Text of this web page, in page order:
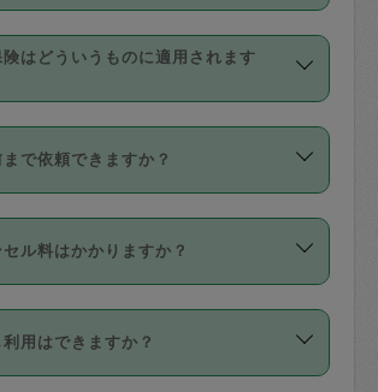
。依頼送信後、個別にタスカジさ
ッセージを送り調整してくださ
だし、２時間を越えての調整はで
被らない場合、損害保険の対象外
に、高所での作業や危険作業、屋
作業は対象外です。
学校の給食やレストランで料理関
門職に従事されていた方、日本で
ハウスキーパーや英語の先生とし
事をしているフィリピン出身の
ど様々なバックグラウンドの方が
ています。
も話せる方など様々です。
記載していますので、各自の得意
際に、各自事務局との面接と説明
ています。その後、身分証明書の
出をしていただいています。外国
ています。タスカジさんトレーニ
画を使ったセルフトレーニングの
ライアルを受け、合格したタスカ
が活動されています。
センターの講評は１件目のレビュ
はどういうものに適用されます
とタスカジさんとの間でタスカジ
て成立した作業時間内での作業に
れます。作業範囲は、掃除、洗
作業中に物を壊したり、人にけが
たりした場合が対象で、補償金額
で依頼できますか？
は、現在を起点に3日後（72時間
の日時から受付可能となっていま
ジさんへ「募集」をかけることが
す。
ル料はかかりますか？
セル料には、以下の2種類がありま
用はできますか？